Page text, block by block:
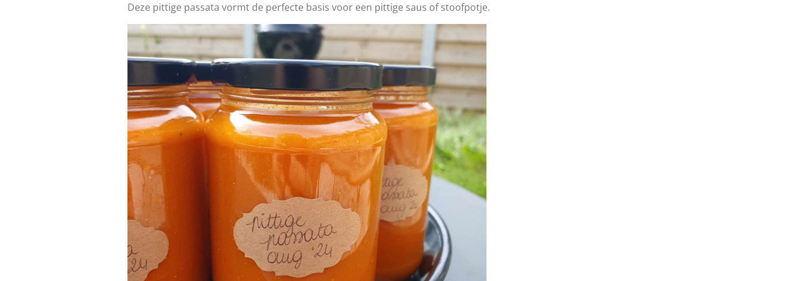
Deze pittige passata vormt de perfecte basis voor een pittige saus of stoofpotje.